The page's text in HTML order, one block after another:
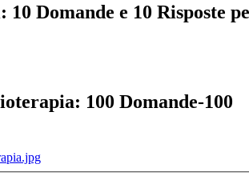
Domande e 10 Risposte
100 Domande-100